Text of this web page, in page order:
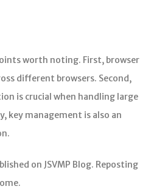
worth noting. First, browser
different browsers. Second,
is crucial when handling large
key management is also an
on JSVMP Blog. Reposting